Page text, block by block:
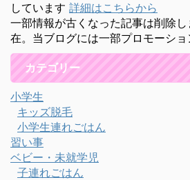
しています 詳細はこちらから
一部情報が古くなった記事は削除
在。当ブログには一部プロモーショ
カテゴリー
小学生
キッズ脱毛
小学生連れごはん
習い事
ベビー・未就学児
子連れごはん